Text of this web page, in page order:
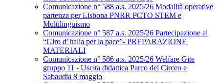
Comunicazione n° 588 a.s. 2025/26 Modalità operative
partenza per Lisbona PNRR PCTO STEM e
Multilinguismo
Comunicazione n° 587 a.s. 2025/26 Partecipazione al
“Giro d’Italia per la pace”- PREPARAZIONE
MATERIALI
Comunicazione n° 586 a.s. 2025/26 Welfare Gite
gruppo 11 - Uscita didattica Parco del Circeo e
Sabaudia 8 maggio